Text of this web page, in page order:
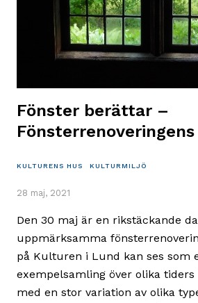
Fönster berättar –
KULTURENS HUS KULTURMILJÖ
28 maj, 2021
Den 30 maj är en rikstäckande
uppmärksamma
på Kulturen i Lund kan ses som
exempelsamling över olika tiders
med en stor variation av olika